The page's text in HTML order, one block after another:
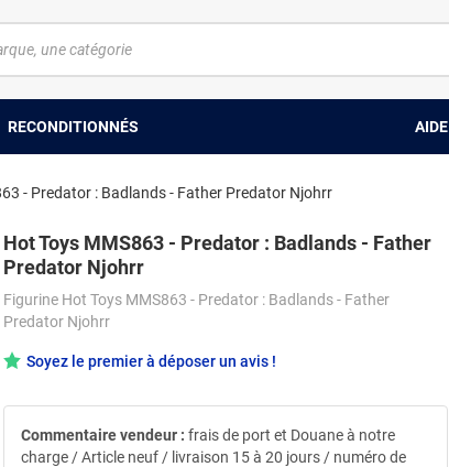
RECONDITIONNÉS AIDE
- Predator : Badlands - Father Predator Njohrr
Hot Toys MMS863 - Predator : Badlands - Father
Predator Njohrr
Figurine Hot Toys MMS863 - Predator : Badlands - Father
Predator Njohrr
Soyez le premier à déposer un avis !
Commentaire vendeur : frais de port et Douane à notre
charge / Article neuf / livraison 15 à 20 jours / numéro de